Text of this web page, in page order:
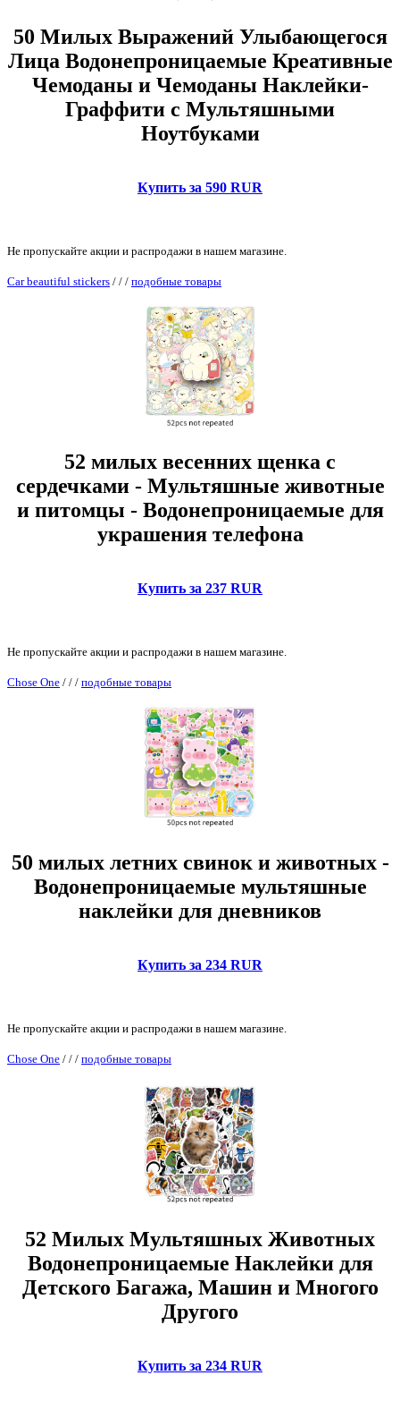
50 Милых Выражений Улыбающегося
Лица Водонепроницаемые Креативные
Чемоданы и Чемоданы Наклейки-
Граффити с Мультяшными
Ноутбуками
Купить за 590 RUR
Не пропускайте акции и распродажи в нашем магазине.
Car beautiful stickers / / / подобные товары
52 милых весенних щенка с
сердечками - Мультяшные животные
и питомцы - Водонепроницаемые для
украшения телефона
Купить за 237 RUR
Не пропускайте акции и распродажи в нашем магазине.
Chose One / / / подобные товары
50 милых летних свинок и животных -
Водонепроницаемые мультяшные
наклейки для дневников
Купить за 234 RUR
Не пропускайте акции и распродажи в нашем магазине.
Chose One / / / подобные товары
52 Милых Мультяшных Животных
Водонепроницаемые Наклейки для
Детского Багажа, Машин и Многого
Другого
Купить за 234 RUR